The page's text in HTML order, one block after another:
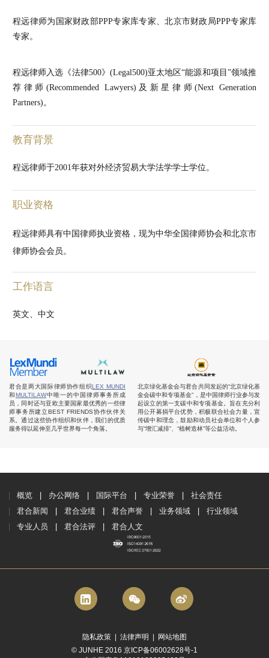
程远律师为国家财政部PPP专家库专家、北京市财政局PPP专家库
专家。
程远律师入选《法律500》(Legal500)亚太地区“能源和项目”领域推
荐律师(Recommended Lawyers)及新星律师(Next Generation
Partners)。
教育背景
程远律师于2001年获对外经济贸易大学法学学士学位。
职业资格
程远律师具有中国律师执业资格，现为中华全国律师协会和北京市
律师协会会员。
工作语言
英文、中文
君合是两大国际律师协作组织LEX MUNDI
和MULTILAW中唯一的中国律师事务所成
员，同时还与亚欧主要国家最优秀的一些律
师事务所建立BEST FRIENDS协作伙伴关
系。通过这些协作组织和伙伴，我们的优质
服务得以延伸至几乎世界每一个角落。
北京绿化基金会与君合共同发起的“北京绿化基
金会碳中和专项基金”，是中国律师行业参与发
起设立的第一支碳中和专项基金。旨在充分利
用公开募捐平台优势，积极联合社会力量，宣
传碳中和理念，鼓励和动员社会单位和个人参
与“增汇减排”、“植树造林”等公益活动。
概览 办公网络 国际平台 专业荣誉
社会责任
君合新闻
君合业绩 君合声誉 业务领域
行业领域
专业人员
君合法评 君合人文
隐私政策 法律声明
网站地图
© JUNHE 2016 京ICP备06002628号-1